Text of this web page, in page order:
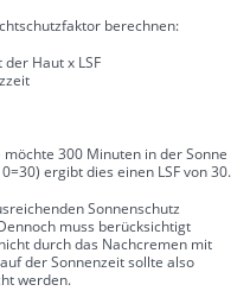
berechnen:
Haut x LSF
300 Minuten in der Sonne
ergibt dies einen LSF von 30.
Sonnenschutz
muss berücksichtigt
durch das Nachcremen mit
der Sonnenzeit sollte also
werden.